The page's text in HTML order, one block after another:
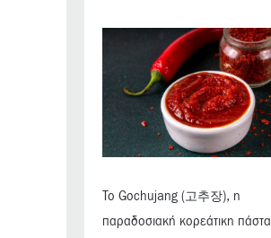
Το Gochujang (고추장), η
παραδοσιακή κορεάτικη πάστα